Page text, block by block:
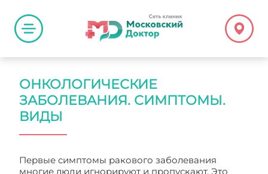
ОНКОЛОГИЧЕСКИЕ
ЗАБОЛЕВАНИЯ. СИМПТОМЫ.
ВИДЫ
Первые симптомы ракового заболевания
многие люди игнорируют и пропускают. Это